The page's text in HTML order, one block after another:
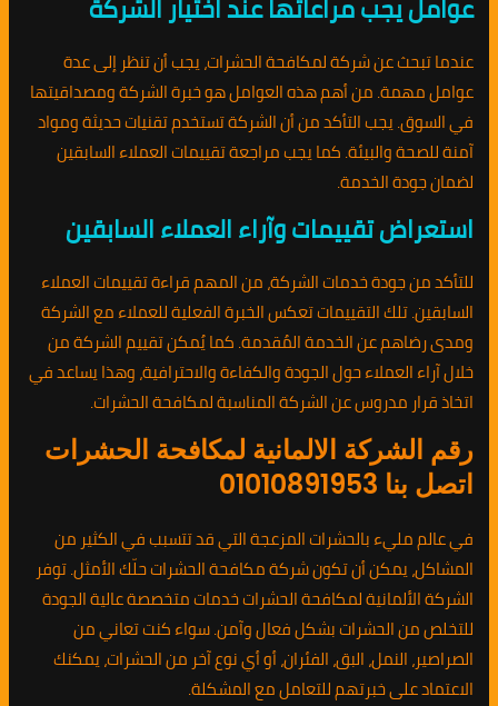
عندما تبحث عن شركة لمكافحة الحشرات، يجب أن تنظر إلى عدة
عوامل مهمة. من أهم هذه العوامل هو خبرة الشركة ومصداقيتها
في السوق. يجب التأكد من أن الشركة تستخدم تقنيات حديثة ومواد
آمنة للصحة والبيئة. كما يجب مراجعة تقييمات العملاء السابقين
لضمان جودة الخدمة.
استعراض تقييمات وآراء العملاء السابقين
للتأكد من جودة خدمات الشركة، من المهم قراءة تقييمات العملاء
السابقين. تلك التقييمات تعكس الخبرة الفعلية للعملاء مع الشركة
ومدى رضاهم عن الخدمة المُقدمة. كما يُمكن تقييم الشركة من
خلال آراء العملاء حول الجودة والكفاءة والاحترافية، وهذا يساعد في
اتخاذ قرار مدروس عن الشركة المناسبة لمكافحة الحشرات.
رقم الشركة الالمانية لمكافحة الحشرات
اتصل بنا 01010891953
في عالم مليء بالحشرات المزعجة التي قد تتسبب في الكثير من
المشاكل، يمكن أن تكون شركة مكافحة الحشرات حلّك الأمثل. توفر
الشركة الألمانية لمكافحة الحشرات خدمات متخصصة عالية الجودة
للتخلص من الحشرات بشكل فعال وآمن. سواء كنت تعاني من
الصراصير، النمل، البق، الفئران، أو أي نوع آخر من الحشرات، يمكنك
الاعتماد على خبرتهم للتعامل مع المشكلة.